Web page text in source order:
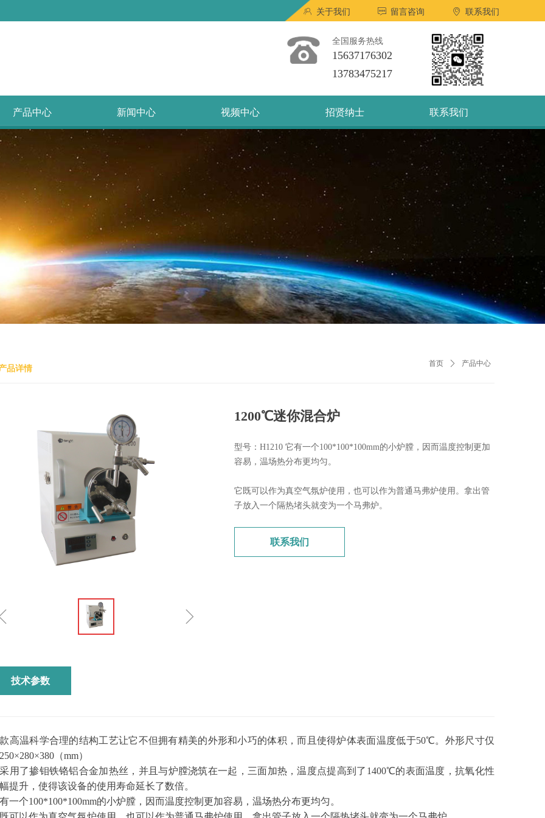
ꁘ 关于我们 ꁳ 留言咨询 ꀷ 联系我们
全国服务热线
15637176302
13783475217
产品中心 新闻中心 视频中心 招贤纳士 联系我们
品详情
首页 ꄲ 产品中心
ꁇ
1200℃迷你混合炉
型号：H1210 它有一个100*100*100mm的小炉膛，因而温度控制更加
容易，温场热分布更均匀。
它既可以作为真空气氛炉使用，也可以作为普通马弗炉使用。拿出管
子放入一个隔热堵头就变为一个马弗炉。
联系我们
技术参数
高温科学合理的结构工艺让它不但拥有精美的外形和小巧的体积，而且使得炉体表面温度低于50℃。外形尺寸仅
（mm）
用了掺钼铁铬铝合金加热丝，并且与炉膛浇筑在一起，三面加热，温度点提高到了1400℃的表面温度，抗氧化性
提升，使得该设备的使用寿命延长了数倍。
一个100*100*100mm的小炉膛，因而温度控制更加容易，温场热分布更均匀。